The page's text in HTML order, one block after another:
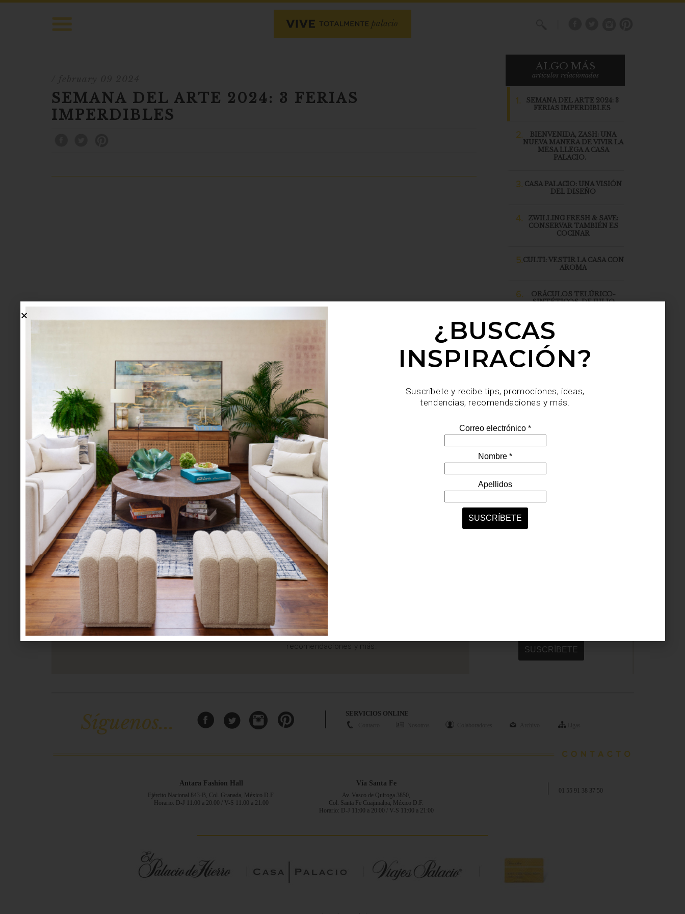
SEMANA DEL ARTE 2024: 3 FERIAS
IMPERDIBLES
ALGO MÁS
articulos relacionados
1.
SEMANA DEL ARTE 2024: 3
FERIAS IMPERDIBLES
2.
BIENVENIDA, ZASH: UNA
NUEVA MANERA DE VIVIR LA
MESA LLEGA A CASA
PALACIO.
3. CASA PALACIO: UNA VISIÓN
DEL DISEÑO
4.
ZWILLING FRESH & SAVE:
CONSERVAR TAMBIÉN ES
COCINAR
5.CULTI: VESTIR LA CASA CON
AROMA
6.
ORÁCULOS TELÚRICO-
SINTÉTICOS, DE JULIO
lo más nuevo
1.
BIENVENIDA, ZASH: UNA
NUEVA MANERA DE VIVIR
LA MESA LLEGA A CASA
PALACIO.
mesa y cocina
august 05 2026
¿BUSCAS MÁS
INSPIRACIÓN?
Suscríbete y recibe tips, promociones, ideas, tendencias,
recomendaciones y más.
Síguenos... SERVICIOS ONLINE
Antara Fashion Hall
Ejército Nacional 843-B, Col. Granada, México D.F.
Horario: D-J 11:00 a 20:00 / V-S 11:00 a 21:00
Vía Santa Fe
Av. Vasco de Quiroga 3850,
Col. Santa Fe Cuajimalpa, México D.F.
Horario: D-J 11:00 a 20:00 / V-S 11:00 a 21:00
01 55 91 38 37 50
¿BUSCAS
INSPIRACIÓN?
Suscríbete y recibe tips, promociones, ideas,
tendencias, recomendaciones y más.